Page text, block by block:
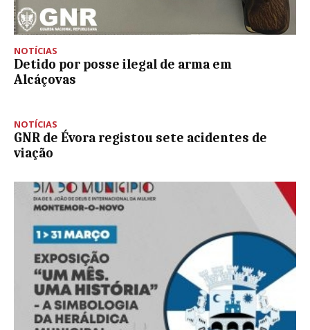
NOTÍCIAS
Detido por posse ilegal de arma em
Alcáçovas
NOTÍCIAS
GNR de Évora registou sete acidentes de
viação